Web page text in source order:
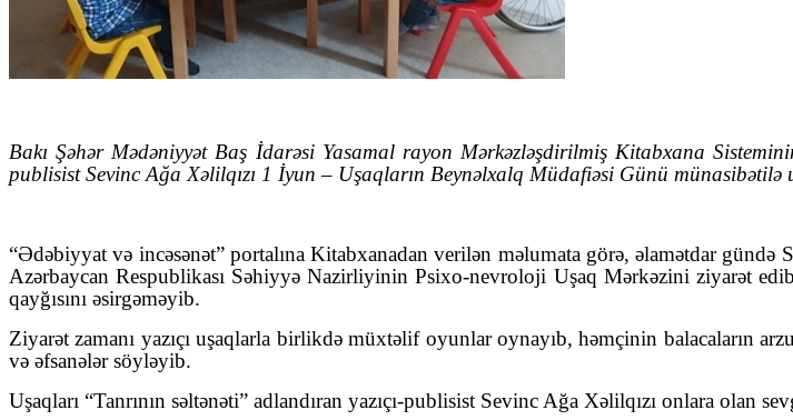
Bakı Şəhər Mədəniyyət Baş İdarəsi Yasamal rayon Mərkəzləşdirilmiş Kitabxana
publisist Sevinc Ağa Xəlilqızı 1 İyun – Uşaqların Beynəlxalq Müdafiəsi Günü münasibətilə
“Ədəbiyyat və incəsənət” portalına Kitabxanadan verilən məlumata görə, əlamətdar
Azərbaycan Respublikası Səhiyyə Nazirliyinin Psixo-nevroloji Uşaq Mərkəzini ziyarət
qayğısını əsirgəməyib.
Ziyarət zamanı yazıçı uşaqlarla birlikdə müxtəlif oyunlar oynayıb, həmçinin balacaların
və əfsanələr söyləyib.
Uşaqları “Tanrının səltənəti” adlandıran yazıçı-publisist Sevinc Ağa Xəlilqızı onlara olan